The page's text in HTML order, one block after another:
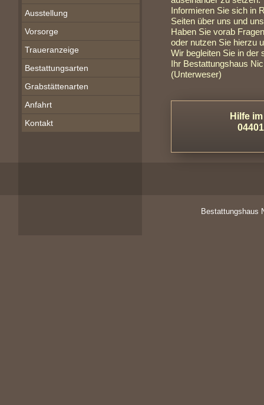
Bestattungshaus
Ausstellung
Vorsorge
Traueranzeige
Bestattungsarten
Grabstättenarten
Anfahrt
Kontakt
Informieren Sie sich in
Seiten über uns und
Haben Sie vorab
oder nutzen Sie hierzu
Wir begleiten Sie in der
Ihr Bestattungshaus
(Unterweser)
Hilfe